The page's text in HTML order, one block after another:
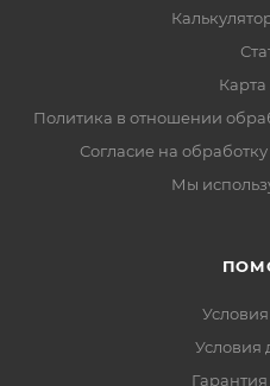
Карта
Политика в отношении
Согласие на
Мы
Условия